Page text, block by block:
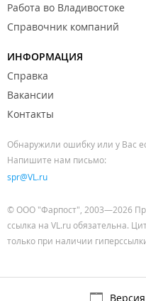
Работа во Владивостоке
Справочник компаний
ИНФОРМАЦИЯ
Справка
Вакансии
Контакты
Обнаружили ошибку или у Вас
Напишите нам письмо:
spr@VL.ru
© ООО "Фарпост", 2003—2026
ссылка на VL.ru обязательна.
только при наличии